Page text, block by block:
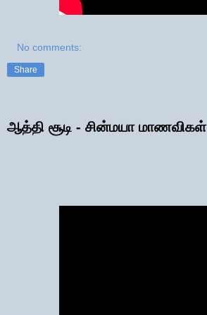
No comments:
Share
ஆத்தி சூடி - சின்மயா மாணவிகள்